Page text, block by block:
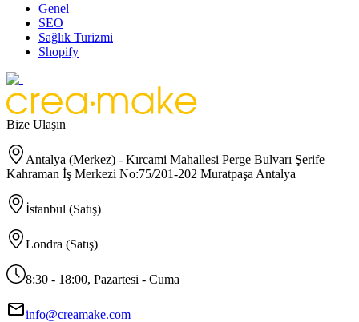
Genel
SEO
Sağlık Turizmi
Shopify
Bize Ulaşın
Antalya (Merkez) - Kırcami Mahallesi Perge Bulvarı Şerife
Kahraman İş Merkezi No:75/201-202 Muratpaşa Antalya
İstanbul (Satış)
Londra (Satış)
8:30 - 18:00, Pazartesi - Cuma
info@creamake.com